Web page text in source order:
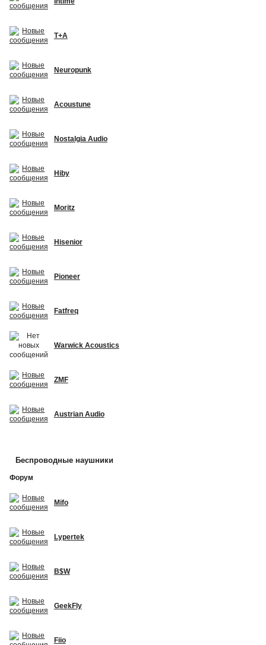
T+A
Neuropunk
Acoustune
Nostalgia Audio
Hiby
Moritz
Hisenior
Pioneer
Fatfreq
Warwick Acoustics
ZMF
Austrian Audio
Беспроводные наушники
Форум
Mifo
Lypertek
B$W
GeekFly
Fiio